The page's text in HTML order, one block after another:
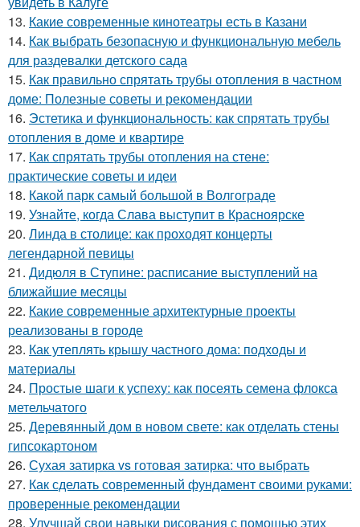
13. Какие современные кинотеатры есть в Казани
14. Как выбрать безопасную и функциональную мебель
для раздевалки детского сада
15. Как правильно спрятать трубы отопления в частном
доме: Полезные советы и рекомендации
16. Эстетика и функциональность: как спрятать трубы
отопления в доме и квартире
17. Как спрятать трубы отопления на стене:
практические советы и идеи
18. Какой парк самый большой в Волгограде
19. Узнайте, когда Слава выступит в Красноярске
20. Линда в столице: как проходят концерты
легендарной певицы
21. Дидюля в Ступине: расписание выступлений на
ближайшие месяцы
22. Какие современные архитектурные проекты
реализованы в городе
23. Как утеплять крышу частного дома: подходы и
материалы
24. Простые шаги к успеху: как посеять семена флокса
метельчатого
25. Деревянный дом в новом свете: как отделать стены
гипсокартоном
26. Сухая затирка vs готовая затирка: что выбрать
27. Как сделать современный фундамент своими руками:
проверенные рекомендации
28. Улучшай свои навыки рисования с помощью этих